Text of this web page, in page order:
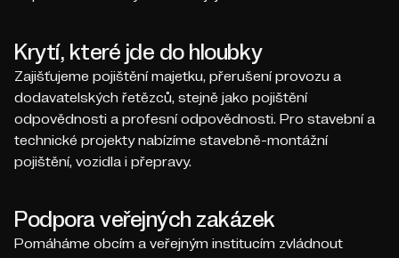
Krytí, které jde do hloubky
Zajišťujeme pojištění majetku, přerušení provozu a
dodavatelských řetězců, stejně jako pojištění
odpovědnosti a profesní odpovědnosti. Pro stavební a
technické projekty nabízíme stavebně-montážní
pojištění, vozidla i přepravy.
Podpora veřejných zakázek
Pomáháme obcím a veřejným institucím zvládnout